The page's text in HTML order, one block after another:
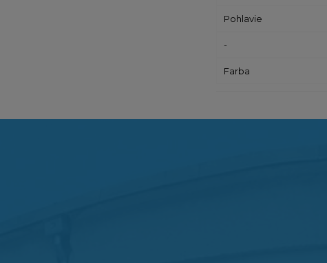
Pohlavie
-
Farba